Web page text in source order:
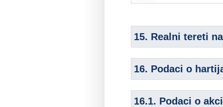
15. Realni tereti
16. Podaci o
16.1. Podaci o